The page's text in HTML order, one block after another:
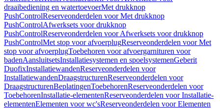
draaibediening en watertoevoerMet drukknop
PushControlReserveonderdelen voor Met drukknop
PushControlAfwerksets voor drukknop
PushControlReserveonderdelen voor Afwerksets voor drukknop
PushControlMet stop voor afvoerplugReserveonderdelen voor Met
stop voor afvoerplugToebehoren voor afvoergarnituren voor
badenAansluitsetsInstallatiesystemen en spoelsystemenGeberit
DuofixInstallatiewandenReserveonderdelen voor
InstallatiewandenDraagstructurenReserveonderdelen voor
DraagstructurenBeplatingenToebehorenReserveonderdelen voor
ToebehorenInstallatie-elementenReserveonderdelen voor Installatie-
elementenElementen voor wc'sReserveonderdelen voor Elementen